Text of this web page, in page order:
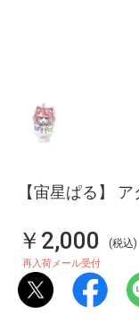
【宙星ぱる】
￥2,000 (税込)
再入荷メール受付